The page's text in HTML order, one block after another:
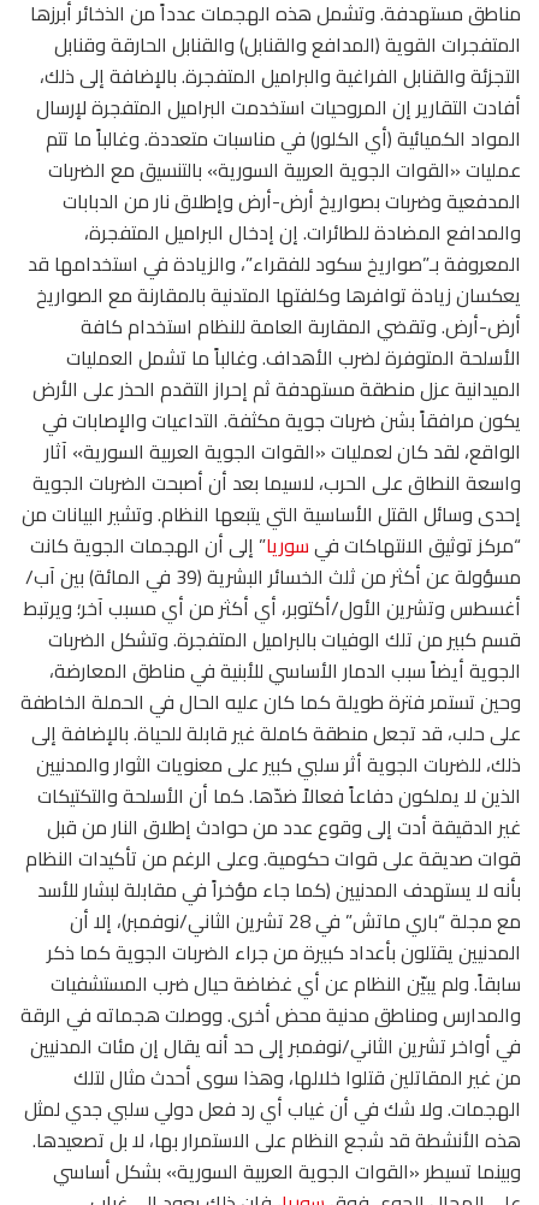
مناطق مستهدفة. وتشمل هذه الهجمات عدداً من الذخائر أبرزها
المتفجرات القوية (المدافع والقنابل) والقنابل الحارقة وقنابل
التجزئة والقنابل الفراغية والبراميل المتفجرة. بالإضافة إلى ذلك،
أفادت التقارير إن المروحيات استخدمت البراميل المتفجرة لإرسال
المواد الكميائية (أي الكلور) في مناسبات متعددة. وغالباً ما تتم
عمليات «القوات الجوية العربية السورية» بالتنسيق مع الضربات
المدفعية وضربات بصواريخ أرض-أرض وإطلاق نار من الدبابات
والمدافع المضادة للطائرات. إن إدخال البراميل المتفجرة،
المعروفة بـ”صواريخ سكود للفقراء”، والزيادة في استخدامها قد
يعكسان زيادة توافرها وكلفتها المتدنية بالمقارنة مع الصواريخ
أرض-أرض. وتقضي المقاربة العامة للنظام استخدام كافة
الأسلحة المتوفرة لضرب الأهداف. وغالباً ما تشمل العمليات
الميدانية عزل منطقة مستهدفة ثم إحراز التقدم الحذر على الأرض
يكون مرافقاً بشن ضربات جوية مكثفة. التداعيات والإصابات في
الواقع، لقد كان لعمليات «القوات الجوية العربية السورية» آثار
واسعة النطاق على الحرب، لاسيما بعد أن أصبحت الضربات الجوية
إحدى وسائل القتل الأساسية التي يتبعها النظام. وتشير البيانات من
“مركز توثيق الانتهاكات فيسوريا” إلى أن الهجمات الجوية كانت
مسؤولة عن أكثر من ثلث الخسائر البشرية (39 في المائة) بين آب/
أغسطس وتشرين الأول/أكتوبر، أي أكثر من أي مسبب آخر؛ ويرتبط
قسم كبير من تلك الوفيات بالبراميل المتفجرة. وتشكل الضربات
الجوية أيضاً سبب الدمار الأساسي للأبنية في مناطق المعارضة،
وحين تستمر فترة طويلة كما كان عليه الحال في الحملة الخاطفة
على حلب، قد تجعل منطقة كاملة غير قابلة للحياة. بالإضافة إلى
ذلك، للضربات الجوية أثر سلبي كبير على معنويات الثوار والمدنيين
الذين لا يملكون دفاعاً فعالاً ضدّها. كما أن الأسلحة والتكتيكات
غير الدقيقة أدت إلى وقوع عدد من حوادث إطلاق النار من قبل
قوات صديقة على قوات حكومية. وعلى الرغم من تأكيدات النظام
بأنه لا يستهدف المدنيين (كما جاء مؤخراً في مقابلة لبشار للأسد
مع مجلة “باري ماتش” في 28 تشرين الثاني/نوفمبر)، إلا أن
المدنيين يقتلون بأعداد كبيرة من جراء الضربات الجوية كما ذكر
سابقاً. ولم يبيّن النظام عن أي غضاضة حيال ضرب المستشفيات
والمدارس ومناطق مدنية محض أخرى. ووصلت هجماته في الرقة
في أواخر تشرين الثاني/نوفمبر إلى حد أنه يقال إن مئات المدنيين
من غير المقاتلين قتلوا خلالها، وهذا سوى أحدث مثال لتلك
الهجمات. ولا شك في أن غياب أي رد فعل دولي سلبي جدي لمثل
هذه الأنشطة قد شجع النظام على الاستمرار بها، لا بل تصعيدها.
وبينما تسيطر «القوات الجوية العربية السورية» بشكل أساسي